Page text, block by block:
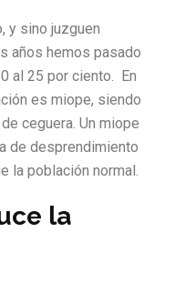
y sino juzguen
años hemos pasado
al 25 por ciento. En
es miope, siendo
ceguera. Un miope
de desprendimiento
la población normal.
la